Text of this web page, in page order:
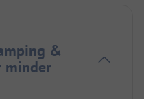
&
minder